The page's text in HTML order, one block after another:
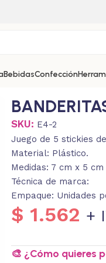
BebidasConfección
SKU: E4-2
Juego de 5 stickies
Material: Plástico.
Medidas: 7 cm x 5 cm
Técnica de marca:
Empaque: Unidades
$ 1.562 +
🎨 ¿Cómo quieres